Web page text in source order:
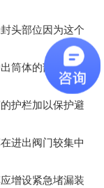
头部位因为这个
筒体的部分，减
护栏加以保护避
进出阀门较集中
增设紧急堵漏装